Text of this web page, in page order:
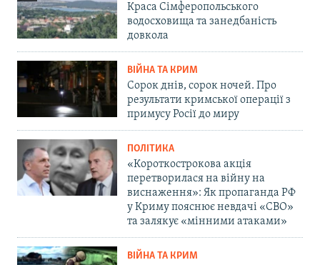
Краса Сімферопольського
водосховища та занедбаність
довкола
ВІЙНА ТА КРИМ
Сорок днів, сорок ночей. Про
результати кримської операції з
примусу Росії до миру
ПОЛІТИКА
«Короткострокова акція
перетворилася на війну на
виснаження»: Як пропаганда РФ
у Криму пояснює невдачі «СВО»
та залякує «мінними атаками»
ВІЙНА ТА КРИМ